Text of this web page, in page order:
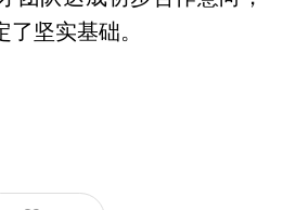
坚实基础。